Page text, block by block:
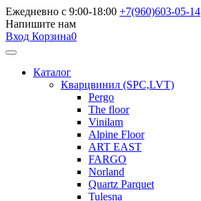
Ежедневно с 9:00-18:00 +7(960)603-05-14
Напишите нам
Вход Корзина0
Каталог
Кварцвинил (SPC,LVT)
Pergo
The floor
Vinilam
Alpine Floor
ART EAST
FARGO
Norland
Quartz Parquet
Tulesna